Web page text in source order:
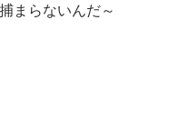
まらないんだ～